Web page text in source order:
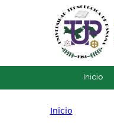
Tropical
Principal
Inicio
Inicio